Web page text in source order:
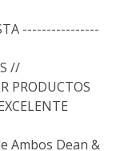
----------------
//
PRODUCTOS
Ambos Dean &